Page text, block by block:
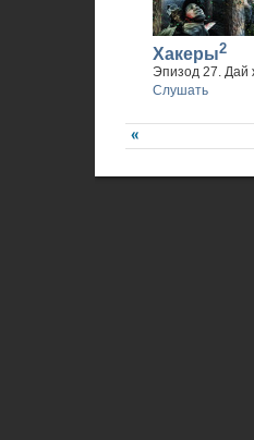
Хакеры2
Эпизод 27. Дай
Слушать